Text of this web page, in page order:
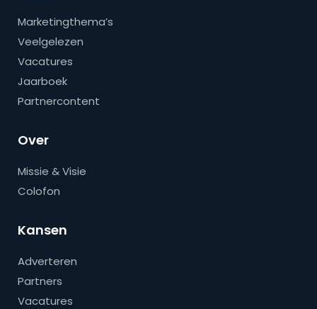
Marketingthema’s
Veelgelezen
Vacatures
Jaarboek
Partnercontent
Over
Missie & Visie
Colofon
Kansen
Adverteren
Partners
Vacatures